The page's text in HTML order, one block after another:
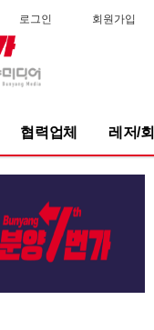
로그인 회원가입
협력업체 레저/